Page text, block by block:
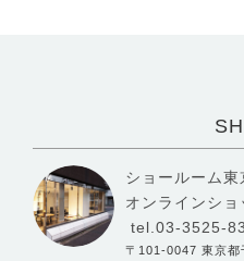
ショールーム東
オンラインショ
tel.03-3525-
〒101-0047 東京都